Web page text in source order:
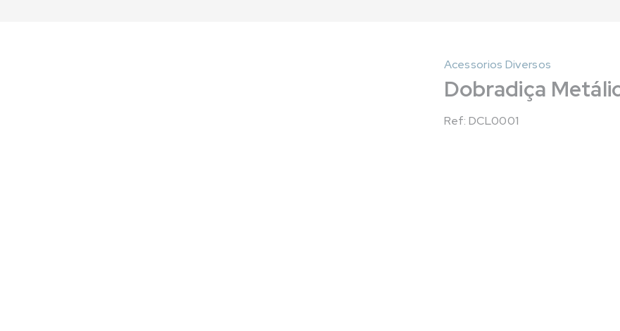
Acessorios Diversos
Dobradiça
Ref: DCL0001